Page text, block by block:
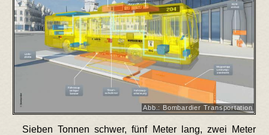
Abb.: Bombardier Transportation
Sieben Tonnen schwer, fünf Meter lang, zwei Meter